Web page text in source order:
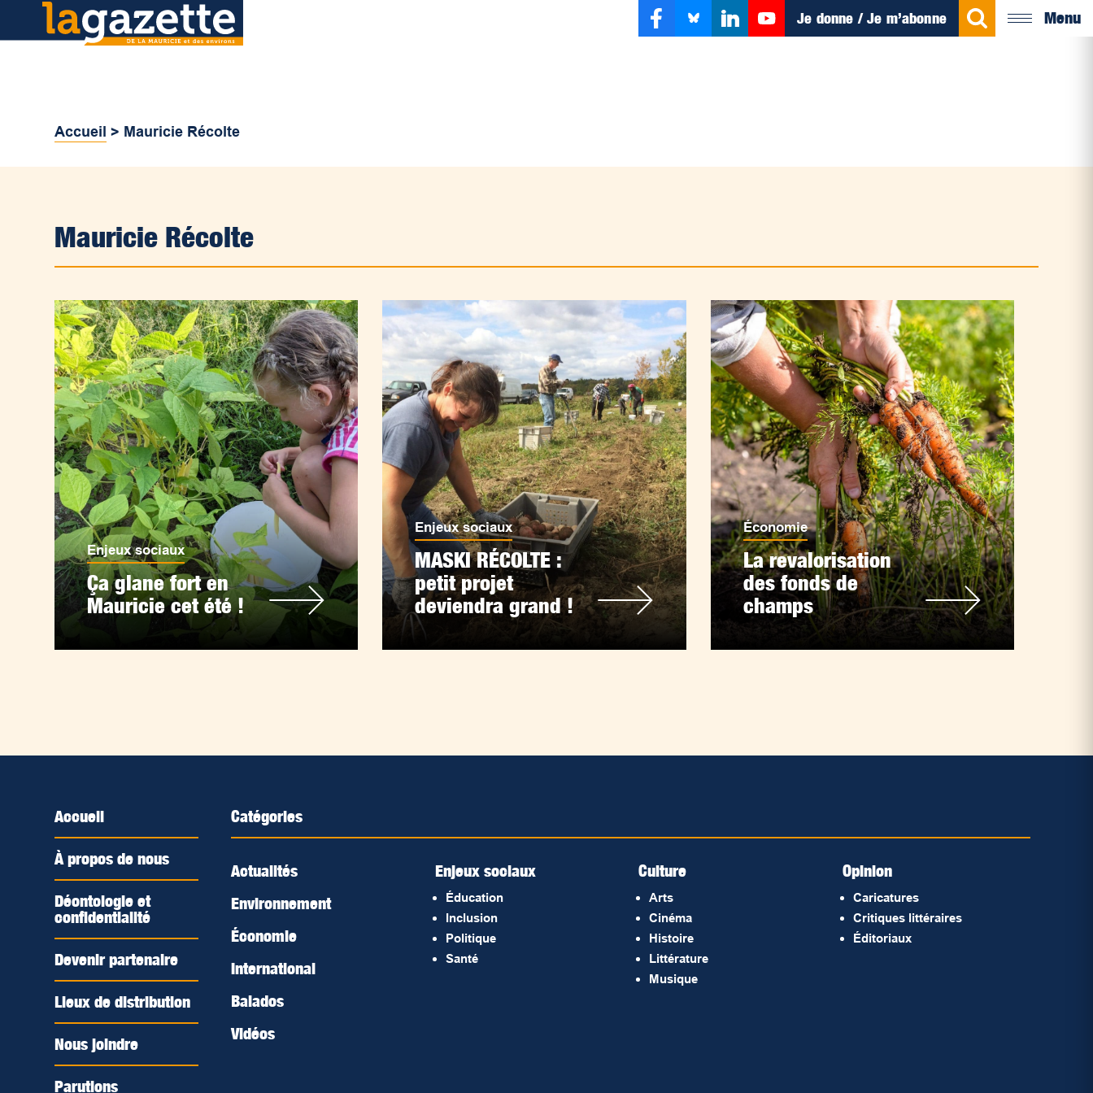
Je donne / Je m’abonne Menu
Accueil > Mauricie Récolte
Mauricie Récolte
Enjeux sociaux
Ça glane fort en
Mauricie cet été !
Enjeux sociaux
MASKI RÉCOLTE :
petit projet
deviendra grand !
Économie
La revalorisation
des fonds de
champs
Accueil
À propos de nous
Déontologie et
confidentialité
Devenir partenaire
Lieux de distribution
Nous joindre
Parutions
Catégories
Actualités
Environnement
Économie
International
Balados
Vidéos
Enjeux sociaux
Éducation
Inclusion
Politique
Santé
Culture
Arts
Cinéma
Histoire
Littérature
Musique
Opinion
Caricatures
Critiques littéraires
Éditoriaux